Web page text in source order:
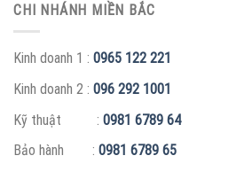
CHI NHÁNH MIỀN BẮC
Kinh doanh 1 : 0965 122 221
Kinh doanh 2 : 096 292 1001
Kỹ thuật : 0981 6789 64
Bảo hành : 0981 6789 65